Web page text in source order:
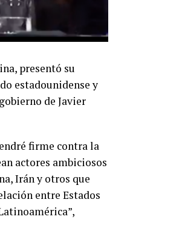
presentó su
estadounidense y
de Javier
firme contra la
actores ambiciosos
Irán y otros que
entre Estados